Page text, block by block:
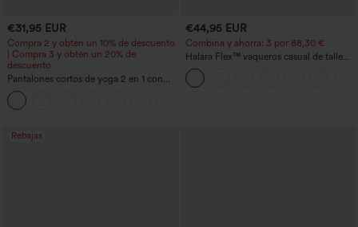
€31,95 EUR
Compra 2 y obtén un 10% de descuento
| Compra 3 y obtén un 20% de
descuento
Pantalones cortos de yoga 2 en 1 con
bolsillo trasero de talle muy alto y
bolsillo lateral oculto de 5&#39;&#39;
de longitud más larga
€44,95 EUR
Combina y ahorra: 3 por 88,30 €
Halara Flex™ vaqueros casual de talle
alto con bolsillos, estilo baggy de pierna
ancha, efecto lavado
Rebajas